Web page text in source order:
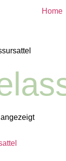
Home